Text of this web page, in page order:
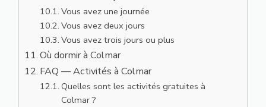
Vous avez une journée
Vous avez deux jours
Vous avez trois jours ou plus
Où dormir à Colmar
FAQ — Activités à Colmar
Quelles sont les activités gratuites à
Colmar ?